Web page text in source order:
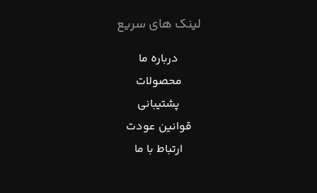
لینک های سریع
درباره ما
محصولات
پشتیبانی
قوانین عودت
ارتباط با ما